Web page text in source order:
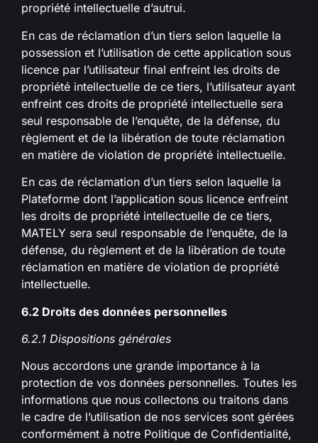
propriété intellectuelle d’autrui.
En cas de réclamation d’un tiers selon laquelle la
possession et l’utilisation de cette application sous
licence par l’utilisateur final enfreint les droits de
propriété intellectuelle de ce tiers, l’utilisateur ayant
enfreint ces droits de propriété intellectuelle sera
seul responsable de l’enquête, de la défense, du
règlement et de la libération de toute réclamation
en matière de violation de propriété intellectuelle.
En cas de réclamation d’un tiers selon laquelle la
Plateforme dont l’application sous licence enfreint
les droits de propriété intellectuelle de ce tiers,
MATELY sera seul responsable de l’enquête, de la
défense, du règlement et de la libération de toute
réclamation en matière de violation de propriété
intellectuelle.
6.2 Droits des données personnelles
6.2.1 Dispositions générales
Nous accordons une grande importance à la
protection de vos données personnelles. Toutes les
informations que nous collectons ou traitons dans
le cadre de l’utilisation de nos services sont gérées
conformément à notre Politique de Confidentialité,